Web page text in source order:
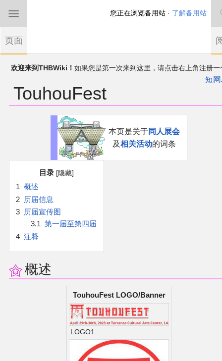
欢迎来到THBWiki！ 如果您是第一次来到这里，请点击右上角注册一
THBWiki以专业性和准确性为目标，如果你发现了任何确定的错误或
漏，可在登录后直接进行改正
短
TouhouFest
航
索
本页是关于同人展会
及相关活动的词条
目录
1 概述
2 历届信息
3 历届宣传图
3.1 第一届至第四届
4 注释
概述
TouhouFest LOGO/Banner
LOGO1
您正在浏览备用站 · 了解备用站
页面
首页
东方Project
东方同人规约
沙盒（建议使用）
加入我们
官方作品
官方游戏
官方音乐